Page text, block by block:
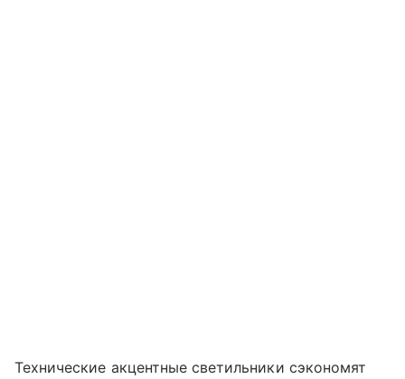
Технические акцентные светильники сэкономят